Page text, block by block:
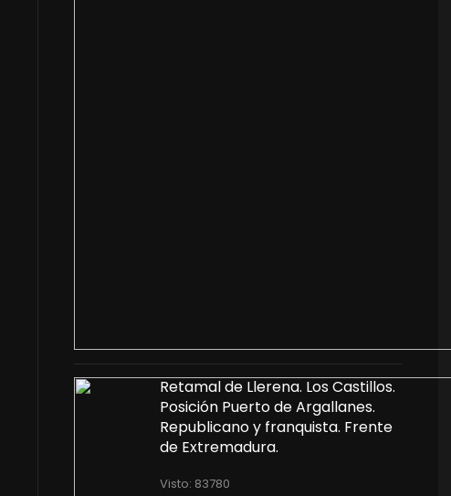
Retamal de Llerena. Los Castillos.
Posición Puerto de Argallanes.
Republicano y franquista. Frente
de Extremadura.
Visto: 83780